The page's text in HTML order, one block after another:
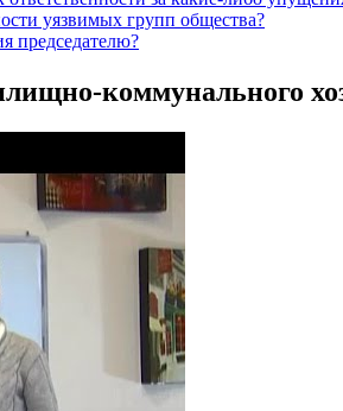
уязвимых групп общества?
председателю?
коммунального